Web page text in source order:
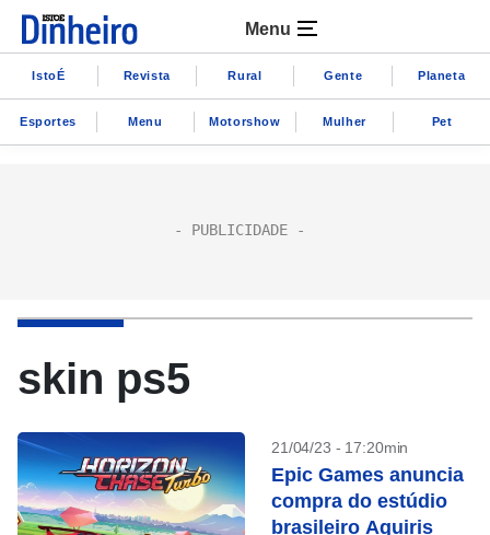
Menu
IstoÉ Revista Rural Gente Planeta
Esportes Menu Motorshow Mulher Pet
skin ps5
21/04/23 - 17:20min
Epic Games anuncia
compra do estúdio
brasileiro Aquiris